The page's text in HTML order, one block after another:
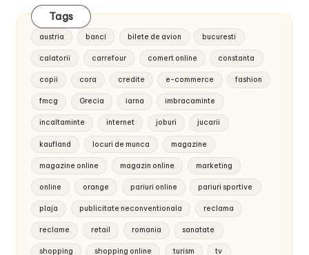
Tags
austria banci bilete de avion bucuresti
calatorii carrefour comert online constanta
copii cora credite e-commerce fashion
fmcg Grecia iarna imbracaminte
incaltaminte internet joburi jucarii
kaufland locuri de munca magazine
magazine online magazin online marketing
online orange pariuri online pariuri sportive
plaja publicitate neconventionala reclama
reclame retail romania sanatate
shopping shopping online turism tv